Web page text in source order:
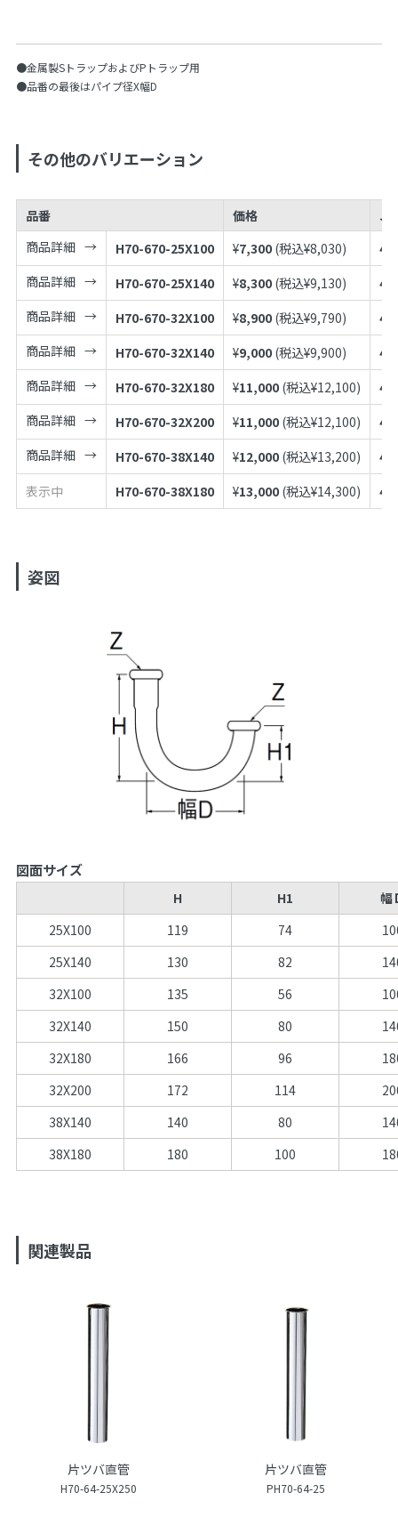
●金属製SトラップおよびPトラップ用
●品番の最後はパイプ径X幅D
その他のバリエーション
品番 価格
商品詳細
H70-670-25X100 ¥7,300 (税込¥8,030)
商品詳細
H70-670-25X140 ¥8,300 (税込¥9,130)
商品詳細
H70-670-32X100 ¥8,900 (税込¥9,790)
商品詳細
H70-670-32X140 ¥9,000 (税込¥9,900)
商品詳細
H70-670-32X180 ¥11,000 (税込¥12,100)
商品詳細
H70-670-32X200 ¥11,000 (税込¥12,100)
商品詳細
H70-670-38X140 ¥12,000 (税込¥13,200)
表示中
H70-670-38X180 ¥13,000 (税込¥14,300)
姿図
図面サイズ
H H1
幅
25X100
119 74
25X140
130 82
32X100
135 56
32X140
150 80
32X180
166 96
32X200
172 114
38X140
140 80
38X180
180 100
関連製品
片ツバ直管
H70-64-25X250
片ツバ直管
PH70-64-25